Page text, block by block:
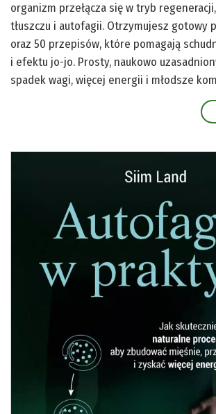
organizm przełącza się w tryb
tłuszczu i autofagii. Otrzymujesz gotowy
oraz 50 przepisów, które pomagają
i efektu jo-jo. Prosty, naukowo
spadek wagi, więcej energii i młodsze